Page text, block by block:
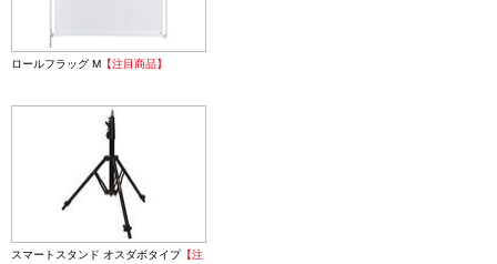
ロールフラッグ M 【注目商品】
スマートスタンド オスダボタイプ【注